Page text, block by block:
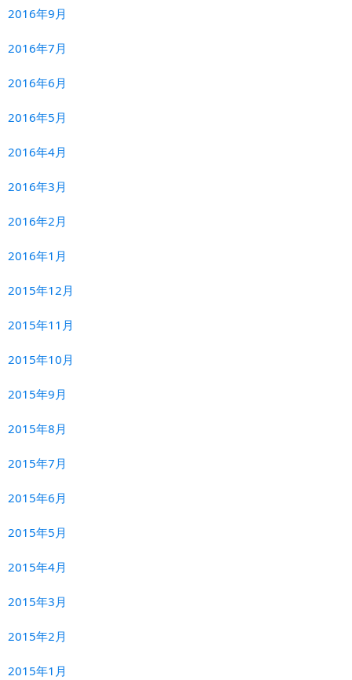
2016年9月
2016年7月
2016年6月
2016年5月
2016年4月
2016年3月
2016年2月
2016年1月
2015年12月
2015年11月
2015年10月
2015年9月
2015年8月
2015年7月
2015年6月
2015年5月
2015年4月
2015年3月
2015年2月
2015年1月